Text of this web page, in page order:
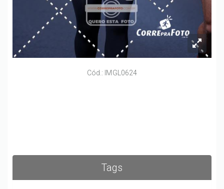
Cód.: IMGL0624
Tags